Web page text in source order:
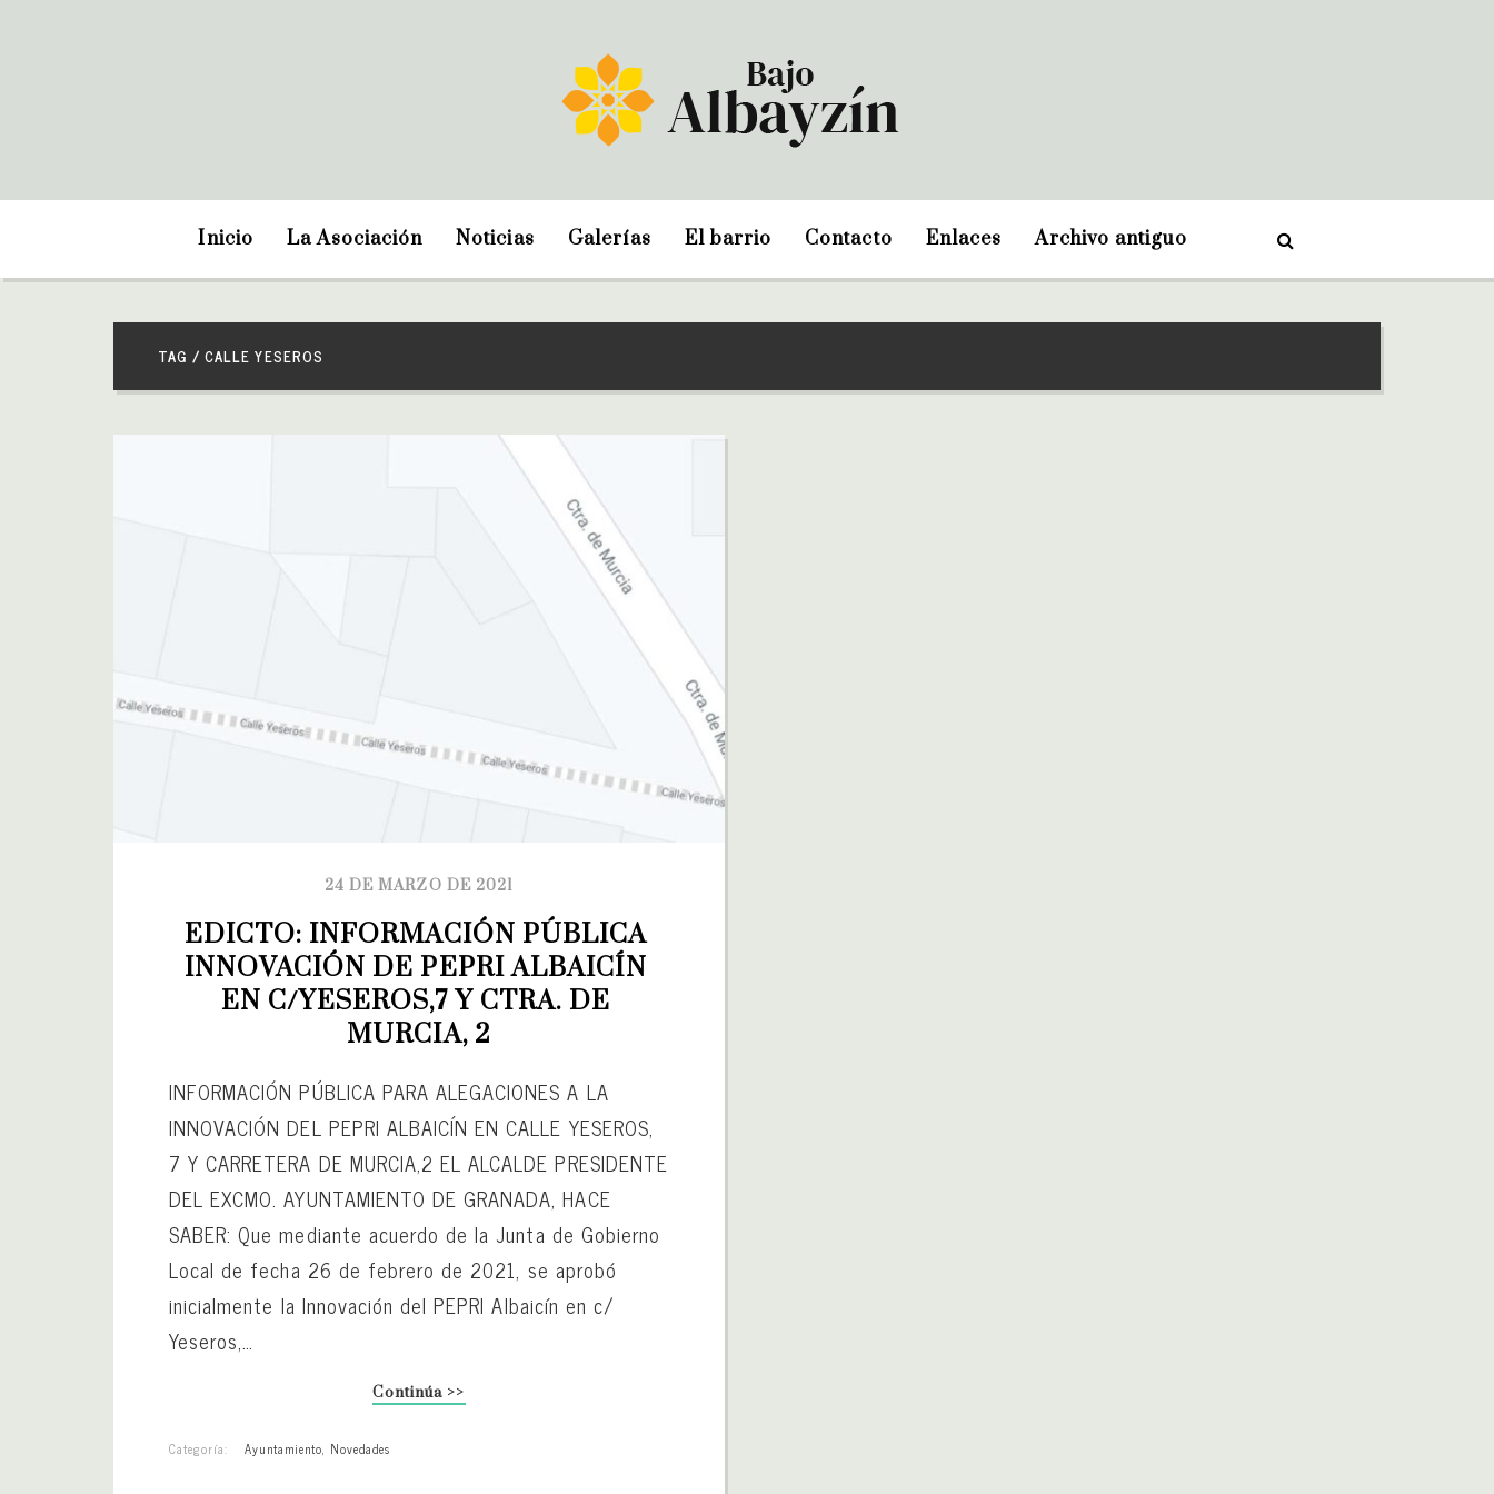
Inicio La Asociación Noticias Galerías El barrio Contacto Enlaces Archivo antiguo
TAG / CALLE YESEROS
24 DE MARZO DE 2021
EDICTO: INFORMACIÓN PÚBLICA
INNOVACIÓN DE PEPRI ALBAICÍN
EN C/YESEROS,7 Y CTRA. DE
MURCIA, 2
INFORMACIÓN PÚBLICA PARA ALEGACIONES A LA
INNOVACIÓN DEL PEPRI ALBAICÍN EN CALLE YESEROS,
7 Y CARRETERA DE MURCIA,2 EL ALCALDE PRESIDENTE
DEL EXCMO. AYUNTAMIENTO DE GRANADA, HACE
SABER: Que mediante acuerdo de la Junta de Gobierno
Local de fecha 26 de febrero de 2021, se aprobó
inicialmente la Innovación del PEPRI Albaicín en c/
Yeseros,…
Continúa >>
Categoría: Ayuntamiento, Novedades